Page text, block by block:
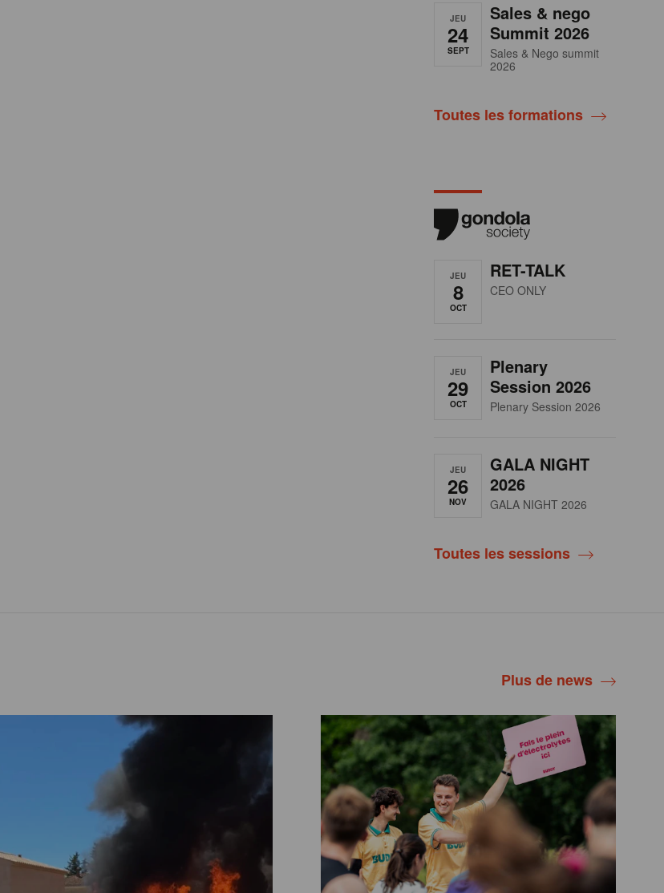
JEU
24
SEPT
Sales & nego
Summit 2026
Sales & Nego summit
2026
Toutes les formations
JEU
8
OCT
RET-TALK
CEO ONLY
JEU
29
OCT
Plenary
Session 2026
Plenary Session 2026
JEU
26
NOV
GALA NIGHT
2026
GALA NIGHT 2026
Toutes les sessions
Plus de news